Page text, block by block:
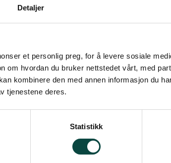
Detaljer
et personlig preg, for å levere sosiale
om hvordan du bruker nettstedet vårt, med
kombinere den med annen informasjon du
tjenestene deres.
Statistikk
og hvilken konsekvens